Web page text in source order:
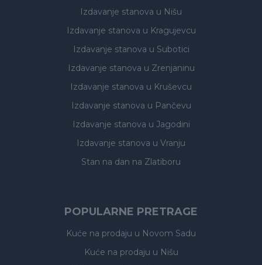
Izdavanje stanova u Nišu
Izdavanje stanova u Kragujevcu
Izdavanje stanova u Subotici
Izdavanje stanova u Zrenjaninu
Izdavanje stanova u Kruševcu
Izdavanje stanova u Pančevu
Izdavanje stanova u Jagodini
Izdavanje stanova u Vranju
Stan na dan na Zlatiboru
POPULARNE PRETRAGE
Kuće na prodaju u Novom Sadu
Kuće na prodaju u Nišu